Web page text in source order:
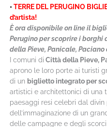
• TERRE DEL PERUGINO
d’artista!
È ora disponibile on line il
Perugino per scoprire i borghi
della Pieve, Panicale, Paciano
I comuni di Città della Pieve,
aprono le loro porte ai turisti
di un biglietto integrato per
artistici e architettonici di una
paesaggi resi celebri dal
dell’immaginazione di un
delle campagne e degli